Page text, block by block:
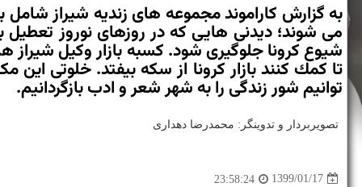
به گزارش كاراموند مجموعه های زندیه شیراز
می شوند؛ دیدنی هایی كه در روزهای نوروز تعطیل
شیوع كرونا جلوگیری شود. كسبه بازار وكیل
تا كمك كنند بازار كرونا از سكه بیفتد. خلوتی
توانیم شور زندگی را به شهر شعر و ادب بازگردانیم.
تصویربردار و تدوینگر: محمدرضا دهداری
1399/01/17
23:58:24